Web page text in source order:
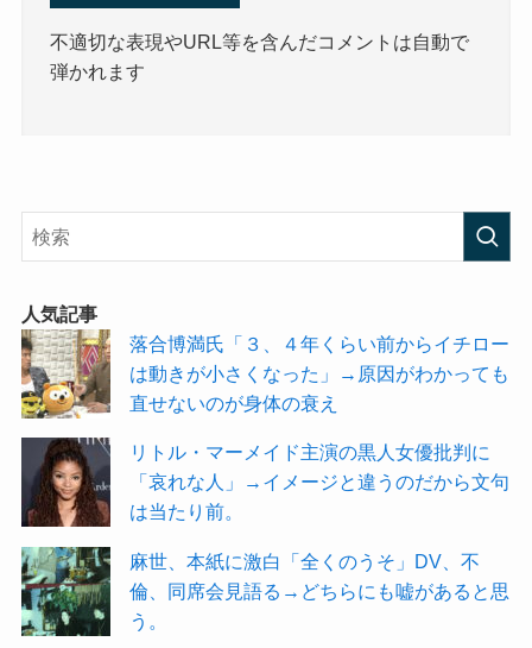
不適切な表現やURL等を含んだコメントは自動で
弾かれます
人気記事
落合博満氏「３、４年くらい前からイチロー
は動きが小さくなった」→原因がわかっても
直せないのが身体の衰え
リトル・マーメイド主演の黒人女優批判に
「哀れな人」→イメージと違うのだから文句
は当たり前。
麻世、本紙に激白「全くのうそ」DV、不
倫、同席会見語る→どちらにも嘘があると思
う。